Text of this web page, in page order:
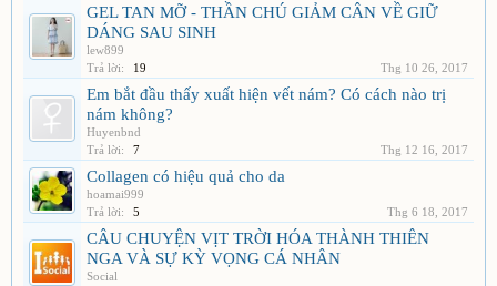
GEL TAN MỠ - THẦN CHÚ GIẢM CÂN VỀ GIỮ
DÁNG SAU SINH
lew899
Trả lời:
19 Thg 10 26, 2017
Em bắt đầu thấy xuất hiện vết nám? Có cách nào trị
nám không?
Huyenbnd
Trả lời:
7 Thg 12 16, 2017
Collagen có hiệu quả cho da
hoamai999
Trả lời:
5 Thg 6 18, 2017
CÂU CHUYỆN VỊT TRỜI HÓA THÀNH THIÊN
NGA VÀ SỰ KỲ VỌNG CÁ NHÂN
Social